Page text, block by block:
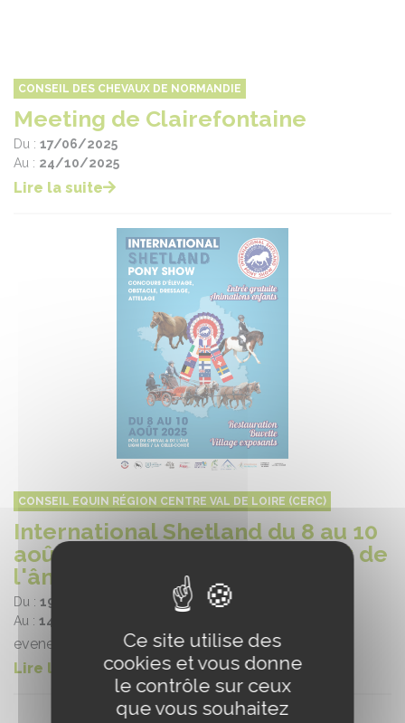
CONSEIL DES CHEVAUX DE NORMANDIE
Meeting de Clairefontaine
Du : 17/06/2025
Au : 24/10/2025
Lire la suite
CONSEIL EQUIN RÉGION CENTRE VAL DE LOIRE (CERC)
International Shetland du 8 au 10
août 2025 au Pôle du Cheval et de
l'âne
Du : 19/06/2025
Au : 14/08/2025
evenement élevage
Lire la suite
Ce site utilise des
cookies et vous donne
le contrôle sur ceux
que vous souhaitez